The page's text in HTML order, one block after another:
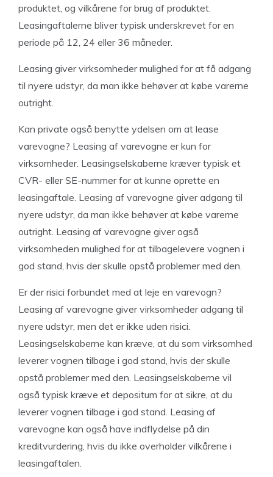
produktet, og vilkårene for brug af produktet.
Leasingaftalerne bliver typisk underskrevet for en
periode på 12, 24 eller 36 måneder.
Leasing giver virksomheder mulighed for at få adgang
til nyere udstyr, da man ikke behøver at købe varerne
outright.
Kan private også benytte ydelsen om at lease
varevogne? Leasing af varevogne er kun for
virksomheder. Leasingselskaberne kræver typisk et
CVR- eller SE-nummer for at kunne oprette en
leasingaftale. Leasing af varevogne giver adgang til
nyere udstyr, da man ikke behøver at købe varerne
outright. Leasing af varevogne giver også
virksomheden mulighed for at tilbagelevere vognen i
god stand, hvis der skulle opstå problemer med den.
Er der risici forbundet med at leje en varevogn?
Leasing af varevogne giver virksomheder adgang til
nyere udstyr, men det er ikke uden risici.
Leasingselskaberne kan kræve, at du som virksomhed
leverer vognen tilbage i god stand, hvis der skulle
opstå problemer med den. Leasingselskaberne vil
også typisk kræve et depositum for at sikre, at du
leverer vognen tilbage i god stand. Leasing af
varevogne kan også have indflydelse på din
kreditvurdering, hvis du ikke overholder vilkårene i
leasingaftalen.